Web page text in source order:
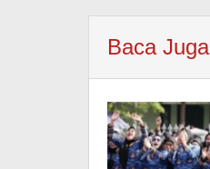
Baca Juga